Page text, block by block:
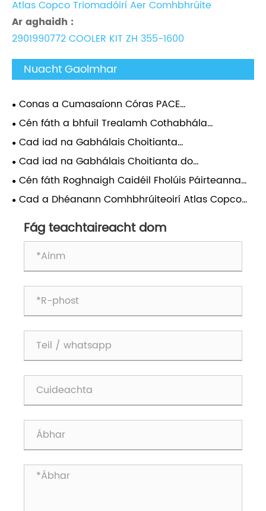
Atlas Copco Triomadóirí Aer Comhbhrúite
Ar aghaidh :
2901990772 COOLER KIT ZH 355-1600
Nuacht Gaolmhar
Conas a Cumasaíonn Córas PACE
Comhbhrúiteoirí Soghluaiste Atlas Copco
Coigeartuithe Brú Barra 0.1?
Cén fáth a bhfuil Trealamh Cothabhála
Accessories Comhbhrúiteoir Aeir Atlas
Riachtanach le haghaidh Feidhmíocht
Fadtéarmach Comhbhrúiteoir?
Cad iad na Gabhálais Choitianta
Comhbhrúiteoir Aeir Atlas Riachtanacha agus Cén
Fáth a Bhfuil Tábhacht acu?
Cad iad na Gabhálais Choitianta do
Chomhbhrúiteoirí Aeir Atlas?
Cén fáth Roghnaigh Caidéil Fholúis Páirteanna
Fíor le haghaidh Feidhmíochta Fadtéarmach?
Cad a Dhéanann Comhbhrúiteoirí Atlas Copco
Feidhmchláir Thionsclaíoch?
Fág teachtaireacht dom